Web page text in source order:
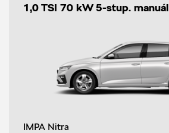
1,0 TSI 70 kW 5-stup. manuál
IMPA Nitra